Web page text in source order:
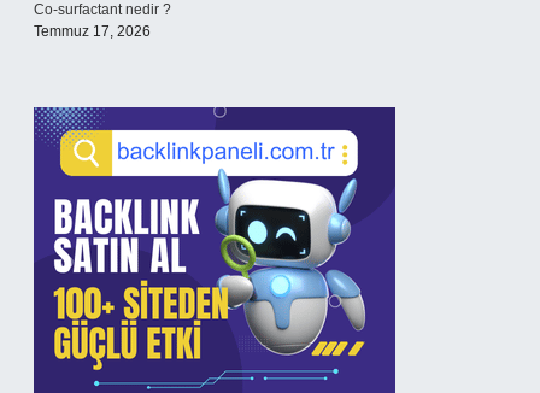
Co-surfactant nedir ?
Temmuz 17, 2026